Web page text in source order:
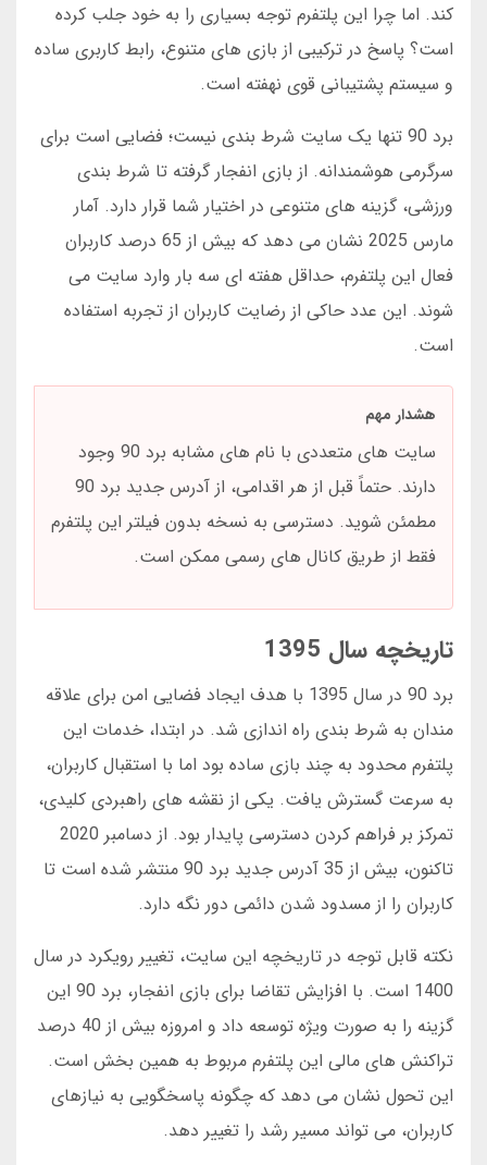
کند. اما چرا این پلتفرم توجه بسیاری را به خود جلب کرده
است؟ پاسخ در ترکیبی از بازی های متنوع، رابط کاربری ساده
و سیستم پشتیبانی قوی نهفته است.
برد 90 تنها یک سایت شرط بندی نیست؛ فضایی است برای
سرگرمی هوشمندانه. از بازی انفجار گرفته تا شرط بندی
ورزشی، گزینه های متنوعی در اختیار شما قرار دارد. آمار
مارس 2025 نشان می دهد که بیش از 65 درصد کاربران
فعال این پلتفرم، حداقل هفته ای سه بار وارد سایت می
شوند. این عدد حاکی از رضایت کاربران از تجربه استفاده
است.
هشدار مهم
سایت های متعددی با نام های مشابه برد 90 وجود
دارند. حتماً قبل از هر اقدامی، از آدرس جدید برد 90
مطمئن شوید. دسترسی به نسخه بدون فیلتر این پلتفرم
فقط از طریق کانال های رسمی ممکن است.
تاریخچه سال 1395
برد 90 در سال 1395 با هدف ایجاد فضایی امن برای علاقه
مندان به شرط بندی راه اندازی شد. در ابتدا، خدمات این
پلتفرم محدود به چند بازی ساده بود اما با استقبال کاربران،
به سرعت گسترش یافت. یکی از نقشه های راهبردی کلیدی،
تمرکز بر فراهم کردن دسترسی پایدار بود. از دسامبر 2020
تاکنون، بیش از 35 آدرس جدید برد 90 منتشر شده است تا
کاربران را از مسدود شدن دائمی دور نگه دارد.
نکته قابل توجه در تاریخچه این سایت، تغییر رویکرد در سال
1400 است. با افزایش تقاضا برای بازی انفجار، برد 90 این
گزینه را به صورت ویژه توسعه داد و امروزه بیش از 40 درصد
تراکنش های مالی این پلتفرم مربوط به همین بخش است.
این تحول نشان می دهد که چگونه پاسخگویی به نیازهای
کاربران، می تواند مسیر رشد را تغییر دهد.